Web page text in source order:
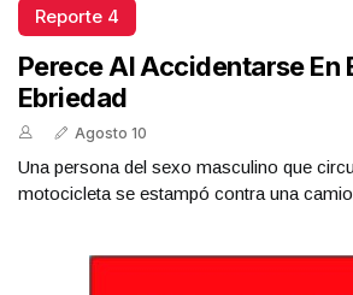
Reporte 4
Perece Al Accidentarse En
Ebriedad
Agosto 10
Una persona del sexo masculino que
motocicleta se estampó contra una